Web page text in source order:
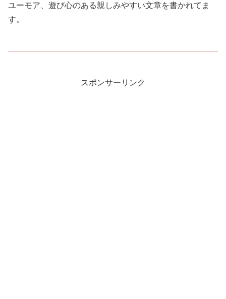
ユーモア、遊び心のある親しみやすい文章を書かれてま
す。
スポンサーリンク